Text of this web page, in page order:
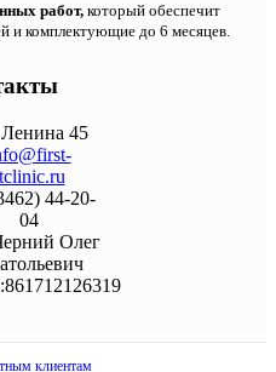
работ, который обеспечит
и комплектующие до 6 месяцев.
45
44-20-
04
Олег
клиентам